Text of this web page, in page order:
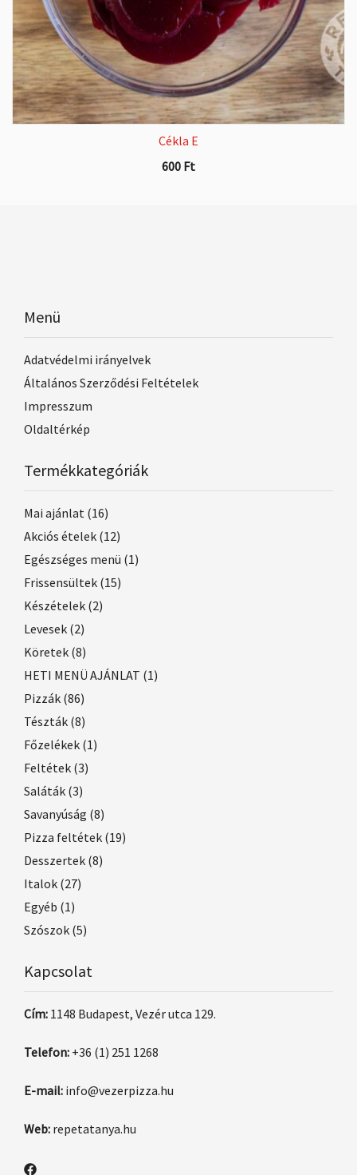
Cékla E
600 Ft
Menü
Adatvédelmi irányelvek
Általános Szerződési Feltételek
Impresszum
Oldaltérkép
Termékkategóriák
Mai ajánlat (16)
Akciós ételek (12)
Egészséges menü (1)
Frissensültek (15)
Készételek (2)
Levesek (2)
Köretek (8)
HETI MENÜ AJÁNLAT (1)
Pizzák (86)
Tészták (8)
Főzelékek (1)
Feltétek (3)
Saláták (3)
Savanyúság (8)
Pizza feltétek (19)
Desszertek (8)
Italok (27)
Egyéb (1)
Szószok (5)
Kapcsolat
Cím: 1148 Budapest, Vezér utca 129.
Telefon: +36 (1) 251 1268
E-mail: info@vezerpizza.hu
Web: repetatanya.hu